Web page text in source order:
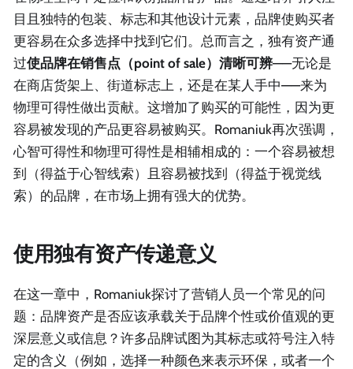
目且独特的包装、标志和其他设计元素，品牌使购买者
更容易在众多选择中找到它们。总而言之，独有资产通
过使品牌在销售点（point of sale）清晰可辨——无论是
在商店货架上、街道标志上，还是在某人手中——来为
物理可得性做出贡献。这增加了购买的可能性，因为更
容易被发现的产品更容易被购买。Romaniuk再次强调，
心智可得性和物理可得性是相辅相成的：一个容易被想
到（得益于心智线索）且容易被找到（得益于视觉线
索）的品牌，在市场上拥有强大的优势。
使用独有资产传递意义
在这一章中，Romaniuk探讨了营销人员一个常见的问
题：品牌资产是否应该承载关于品牌个性或价值观的更
深层意义或信息？许多品牌试图为其标志或符号注入特
定的含义（例如，选择一种颜色来表示环保，或者一个